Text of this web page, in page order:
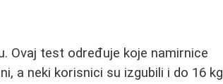
Ovaj test određuje koje namirnice
a neki korisnici su izgubili i do 16 kg